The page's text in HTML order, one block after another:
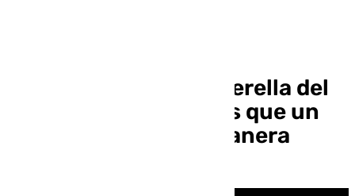
contundencia a la querella del
Nàstic: «Lamentamos que un
club actúe de esta manera